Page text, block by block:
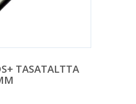
TASATALTTA